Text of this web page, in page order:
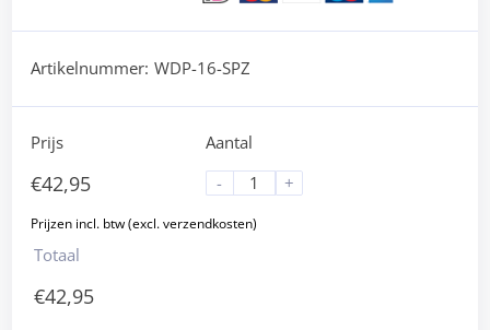
Artikelnummer: WDP-16-SPZ
Prijs
€42,95
Aantal
-
+
Totaal
€42,95